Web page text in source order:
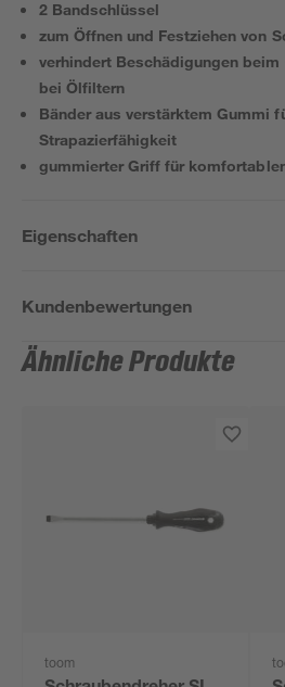
2 Bandschlüssel
zum Öffnen und Festziehen von
verhindert Beschädigungen beim
bei Ölfiltern
Bänder aus verstärktem Gummi
Strapazierfähigkeit
gummierter Griff für
Eigenschaften
Kundenbewertungen
Ähnliche Produkte
toom